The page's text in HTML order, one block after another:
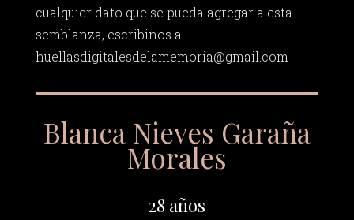
cualquier dato que se pueda agregar a esta
semblanza, escribinos a
huellasdigitalesdelamemoria@gmail.com
Blanca Nieves Garaña
Morales
28 años